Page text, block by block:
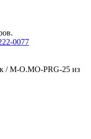
0077
/ M-O.MO-PRG-25 из